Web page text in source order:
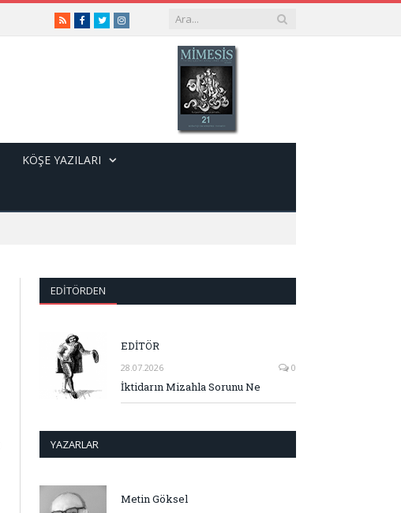
RSSFacebook
TwitterInstagram
KÖŞE YAZILARI
EDITÖRDEN
EDİTÖR
28.07.2026 0
İktidarın Mizahla Sorunu Ne
YAZARLAR
Metin Göksel